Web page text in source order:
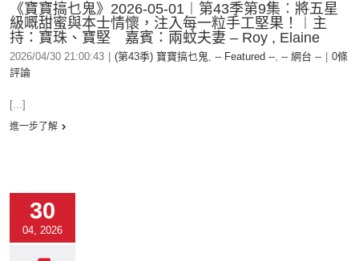
《寶寶搞乜鬼》2026-05-01︱第43季第9集︰將五星
級嘅甜蜜與本士情懷，注入每一粒手工堅果！︱主
持：寶珠、寶堅 嘉賓：兩蚊夫妻 – Roy , Elaine
2026/04/30 21:00:43 (第43季) 寶寶搞乜鬼, -- Featured --, -- 網台 --
0條
評論
[...]
進一步了解
30
04, 2026